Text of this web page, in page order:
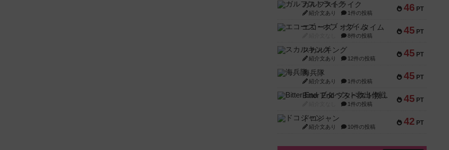
46 PT
ガルフストライク
紹介文あり 1件の投稿
45 PT
エコーズ・オブ・タイム
8件の投稿
45 PT
スカルキング
紹介文あり 12件の投稿
45 PT
海兵隊
紹介文あり 1件の投稿
45 PT
Bitter End ブタペスト救出作戦
1件の投稿
42 PT
ドコジャン
紹介文あり 10件の投稿